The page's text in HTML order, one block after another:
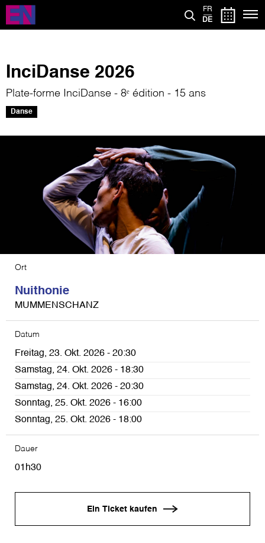
Direkt
zum
Inhalt
FR
DE
InciDanse 2026
Plate-forme InciDanse - 8ᵉ édition - 15 ans
Danse
Ort
Nuithonie
MUMMENSCHANZ
Datum
Freitag, 23. Okt. 2026 - 20:30
Samstag, 24. Okt. 2026 - 18:30
Samstag, 24. Okt. 2026 - 20:30
Sonntag, 25. Okt. 2026 - 16:00
Sonntag, 25. Okt. 2026 - 18:00
Dauer
01h30
Ein Ticket kaufen